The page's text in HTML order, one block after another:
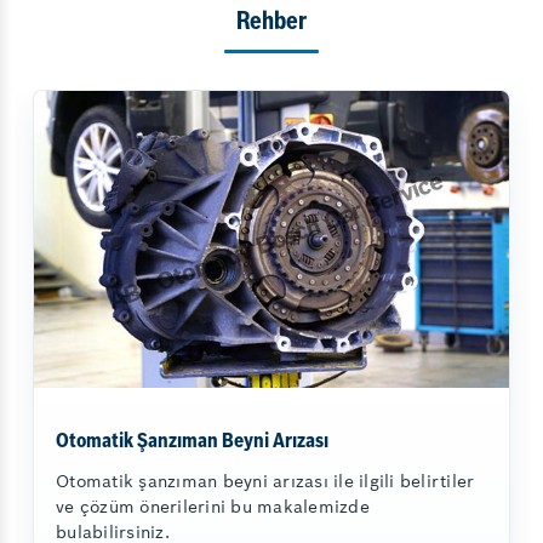
Rehber
Otomatik Şanzıman Beyni Arızası
Otomatik şanzıman beyni arızası ile ilgili belirtiler
ve çözüm önerilerini bu makalemizde
bulabilirsiniz.